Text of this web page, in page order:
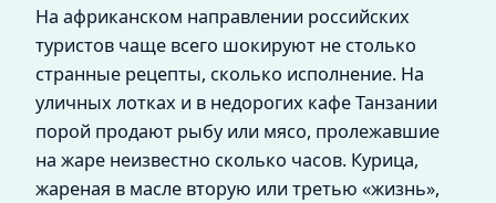
На африканском направлении российских
туристов чаще всего шокируют не столько
странные рецепты, сколько исполнение. На
уличных лотках и в недорогих кафе Танзании
порой продают рыбу или мясо, пролежавшие
на жаре неизвестно сколько часов. Курица,
жареная в масле вторую или третью «жизнь»,